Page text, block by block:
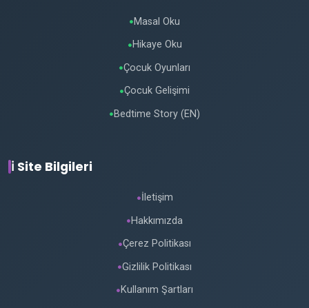
● Masal Oku
● Hikaye Oku
●Çocuk Oyunları
●Çocuk Gelişimi
● Bedtime Story (EN)
ℹ️ Site Bilgileri
●İletişim
● Hakkımızda
●Çerez Politikası
●Gizlilik Politikası
● Kullanım Şartları